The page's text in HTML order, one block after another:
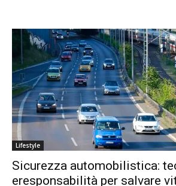
Lifestyle
Sicurezza automobilistica:
eresponsabilità per salvare